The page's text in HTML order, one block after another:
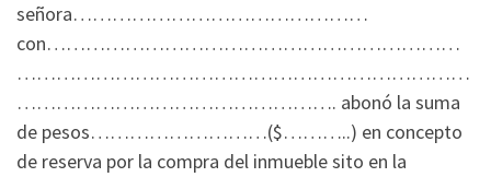
señora………………………………………
con………………………………………………………
……………………………………………………………
…………………………………………. abonó la suma
de pesos………………………($………..) en concepto
de reserva por la compra del inmueble sito en la